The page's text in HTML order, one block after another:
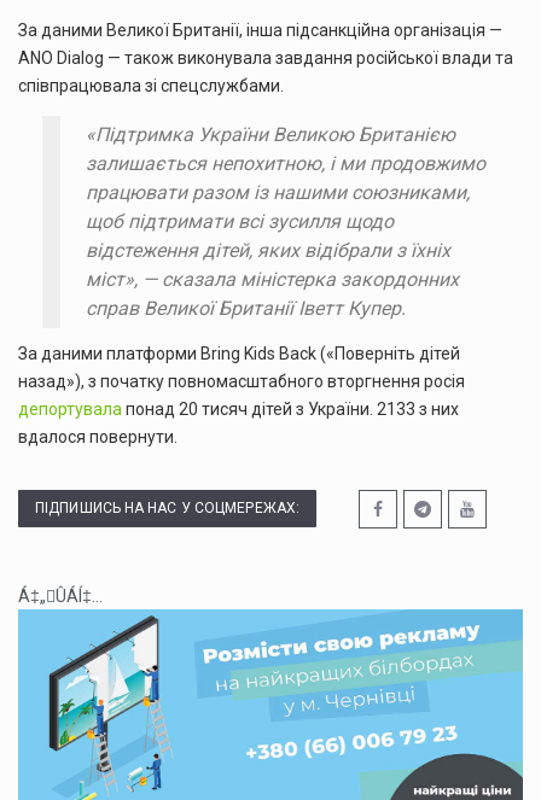
За даними Великої Британії, інша підсанкційна організація —
ANO Dialog — також виконувала завдання російської влади та
співпрацювала зі спецслужбами.
«Підтримка України Великою Британією
залишається непохитною, і ми продовжимо
працювати разом із нашими союзниками,
щоб підтримати всі зусилля щодо
відстеження дітей, яких відібрали з їхніх
міст», — сказала міністерка закордонних
справ Великої Британії Іветт Купер.
За даними платформи Bring Kids Back («Поверніть дітей
назад»), з початку повномасштабного вторгнення росія
депортувала понад 20 тисяч дітей з України. 2133 з них
вдалося повернути.
ПІДПИШИСЬ НА НАС У СОЦМЕРЕЖАХ:
Á‡„ÛÁÍ‡...